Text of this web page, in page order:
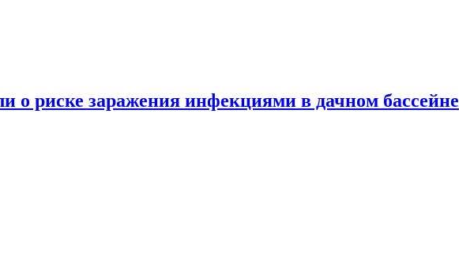
о риске заражения инфекциями в дачном бассейне